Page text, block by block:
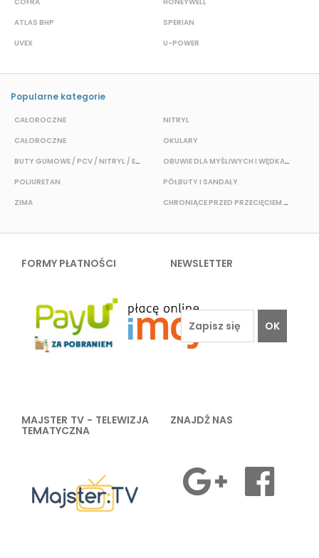
ATLAS BHP
UVEX
SPERIAN
U-POWER
Popularne kategorie
CAŁOROCZNE
CAŁOROCZNE
BUTY GUMOWE / PCV / NITRYL / EVA
POLIURETAN
ZIMA
NITRYL
OKULARY
OBUWIE DLA MYŚLIWYCH I WĘDKARZY
PÓŁBUTY I SANDAŁY
CHRONIĄCE PRZED PRZECIĘCIEM I PRZEKŁUCIEM
FORMY PŁATNOŚCI NEWSLETTER
OK
MAJSTER TV - TELEWIZJA
TEMATYCZNA
ZNAJDŹ NAS